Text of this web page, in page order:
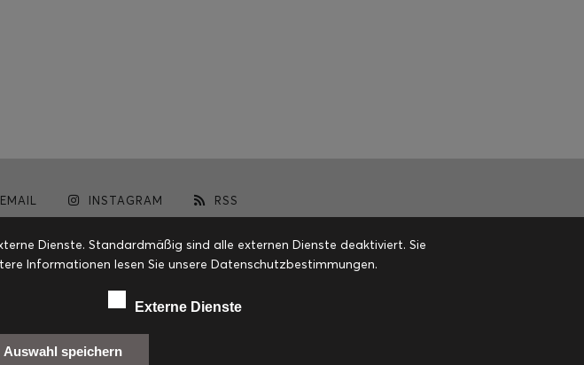
EMAIL INSTAGRAM RSS
Dienste. Standardmäßig sind alle externen Dienste deaktiviert. Sie
Informationen lesen Sie unsere Datenschutzbestimmungen.
Externe Dienste
Auswahl speichern